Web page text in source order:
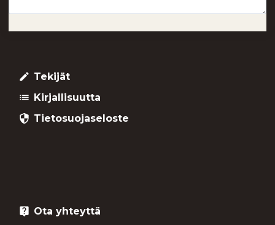
create Tekijät
list Kirjallisuutta
security Tietosuojaseloste
live_help
Ota yhteyttä